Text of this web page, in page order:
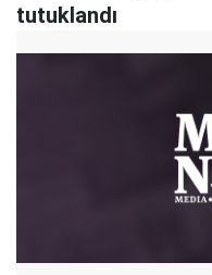
tutuklandı